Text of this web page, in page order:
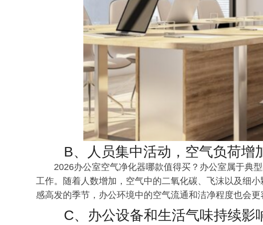
B、人员集中活动，空气负荷增
2026办公室空气净化器哪款值得买？办公室属于典
工作。随着人数增加，空气中的二氧化碳、飞沫以及细
感高发的季节，办公环境中的空气流通和洁净程度也会更
C、办公设备和生活气味持续影